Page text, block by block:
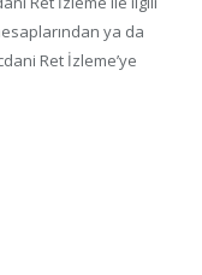
ya da
Ret İzleme’ye